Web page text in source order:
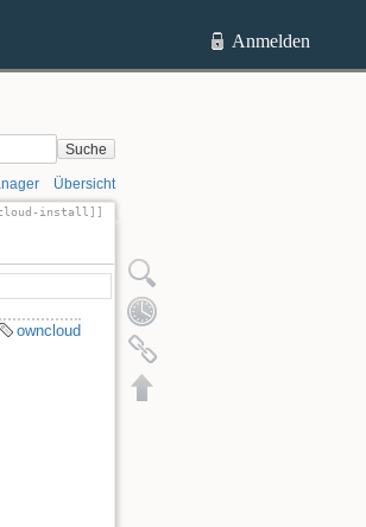
Anmelden
Suche
Übersicht
install]]
owncloud
Quelltext anzeigen
Ältere Versionen
Links hierher
Nach oben